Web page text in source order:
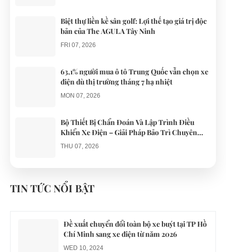
Biệt thự liền kề sân golf: Lợi thế tạo giá trị độc
bản của The AGULA Tây Ninh
FRI 07, 2026
63,1% người mua ô tô Trung Quốc vẫn chọn xe
điện dù thị trường tháng 7 hạ nhiệt
MON 07, 2026
Bộ Thiết Bị Chẩn Đoán Và Lập Trình Điều
Khiển Xe Điện – Giải Pháp Bảo Trì Chuyên
Nghiệp
THU 07, 2026
gổ khi đón du khách ở Quy Nhơn
MON 07, 2026
TIN TỨC NỔI BẬT
Đề xuất chuyển đổi toàn bộ xe buýt tại TP Hồ
Chí Minh sang xe điện từ năm 2026
WED 10, 2024